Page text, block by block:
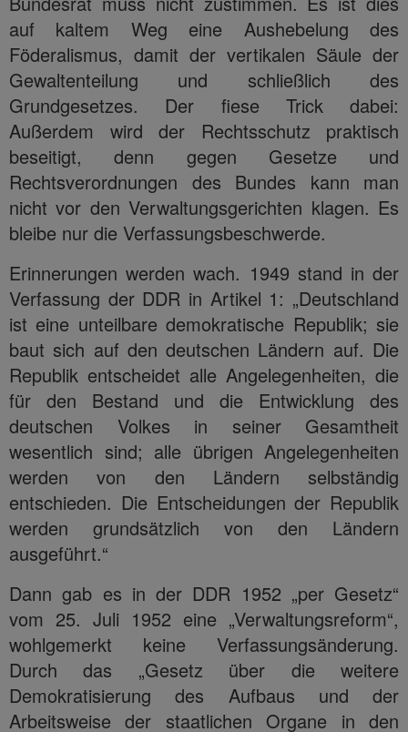
auf kaltem Weg eine Aushebelung des
Föderalismus, damit der vertikalen Säule der
Gewaltenteilung und schließlich des
Grundgesetzes. Der fiese Trick dabei:
Außerdem wird der Rechtsschutz praktisch
beseitigt, denn gegen Gesetze und
Rechtsverordnungen des Bundes kann man
nicht vor den Verwaltungsgerichten klagen. Es
bleibe nur die Verfassungsbeschwerde.
Erinnerungen werden wach. 1949 stand in der
Verfassung der DDR in Artikel 1: „Deutschland
ist eine unteilbare demokratische Republik; sie
baut sich auf den deutschen Ländern auf. Die
Republik entscheidet alle Angelegenheiten, die
für den Bestand und die Entwicklung des
deutschen Volkes in seiner Gesamtheit
wesentlich sind; alle übrigen Angelegenheiten
werden von den Ländern selbständig
entschieden. Die Entscheidungen der Republik
werden grundsätzlich von den Ländern
ausgeführt.“
Dann gab es in der DDR 1952 „per Gesetz“
vom 25. Juli 1952 eine „Verwaltungsreform“,
wohlgemerkt keine Verfassungsänderung.
Durch das „Gesetz über die weitere
Demokratisierung des Aufbaus und der
Arbeitsweise der staatlichen Organe in den